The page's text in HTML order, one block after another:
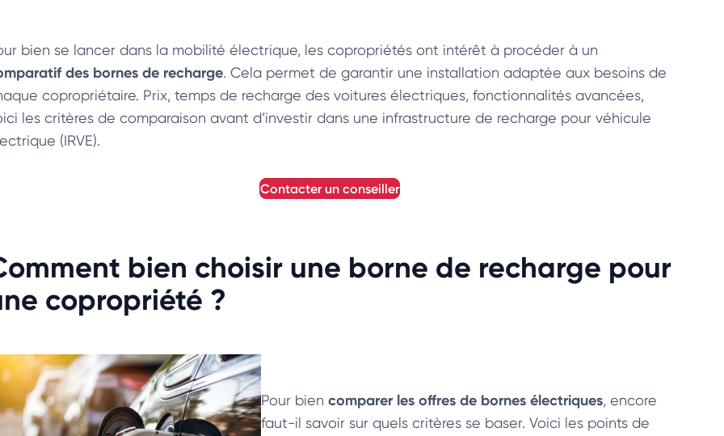
bien se lancer dans la mobilité électrique, les copropriétés ont intérêt à procéder à un
des bornes de recharge. Cela permet de garantir une installation adaptée aux besoins de
copropriétaire. Prix, temps de recharge des voitures électriques, fonctionnalités avancées,
les critères de comparaison avant d’investir dans une infrastructure de recharge pour véhicule
(IRVE).
contacter un conseiller
bien choisir une borne de recharge pour
copropriété ?
Pour biencomparer les offres de bornes électriques, encore
faut-il savoir sur quels critères se baser. Voici les points de